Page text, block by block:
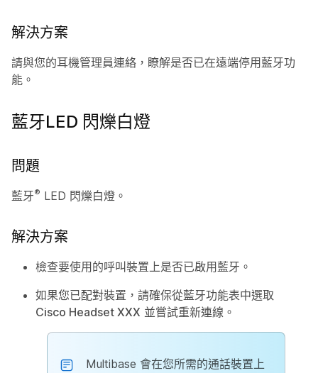
解決方案
請與您的耳機管理員連絡，瞭解是否已在遠端停用藍牙功
能。
藍牙LED 閃爍白燈
問題
藍牙® LED 閃爍白燈。
解決方案
檢查要使用的呼叫裝置上是否已啟用藍牙。
如果您已配對裝置，請確保從藍牙功能表中選取
Cisco Headset XXX 並嘗試重新連線。
Multibase 會在您所需的通話裝置上